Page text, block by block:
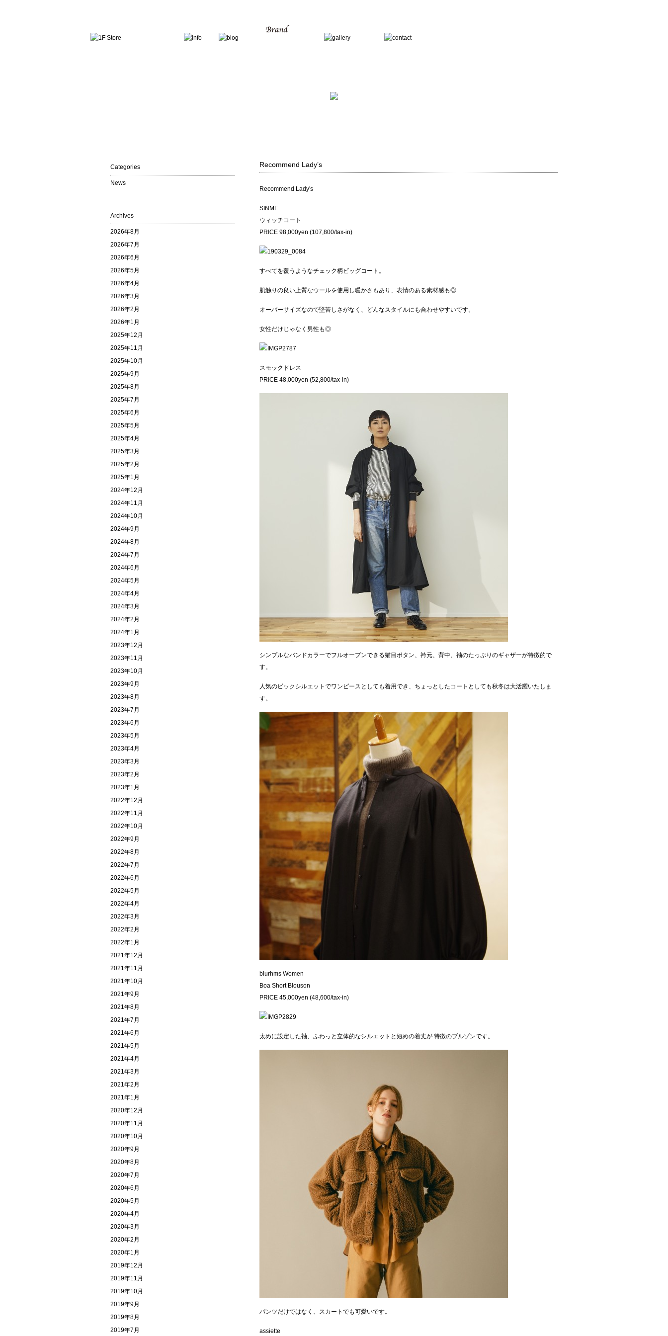
Recommend Lady’s
Recommend Lady's
SINME
ウィッチコート
PRICE 98,000yen (107,800/tax-in)
すべてを覆うようなチェック柄ビッグコート。
肌触りの良い上質なウールを使用し暖かさもあり、表情のある素材感も◎
オーバーサイズなので堅苦しさがなく、どんなスタイルにも合わせやすいです。
女性だけじゃなく男性も◎
スモックドレス
PRICE 48,000yen (52,800/tax-in)
シンプルなバンドカラーでフルオープンできる猫目ボタン、衿元、背中、袖のたっぷりのギャザーが特徴的で
す。
人気のビックシルエットでワンピースとしても着用でき、ちょっとしたコートとしても秋冬は大活躍いたしま
す。
blurhms Women
Boa Short Blouson
PRICE 45,000yen (48,600/tax-in)
太めに設定した袖、ふわっと立体的なシルエットと短めの着丈が 特徴のブルゾンです。
パンツだけではなく、スカートでも可愛いです。
assiette
Categories
News
Archives
2026年8月
2026年7月
2026年6月
2026年5月
2026年4月
2026年3月
2026年2月
2026年1月
2025年12月
2025年11月
2025年10月
2025年9月
2025年8月
2025年7月
2025年6月
2025年5月
2025年4月
2025年3月
2025年2月
2025年1月
2024年12月
2024年11月
2024年10月
2024年9月
2024年8月
2024年7月
2024年6月
2024年5月
2024年4月
2024年3月
2024年2月
2024年1月
2023年12月
2023年11月
2023年10月
2023年9月
2023年8月
2023年7月
2023年6月
2023年5月
2023年4月
2023年3月
2023年2月
2023年1月
2022年12月
2022年11月
2022年10月
2022年9月
2022年8月
2022年7月
2022年6月
2022年5月
2022年4月
2022年3月
2022年2月
2022年1月
2021年12月
2021年11月
2021年10月
2021年9月
2021年8月
2021年7月
2021年6月
2021年5月
2021年4月
2021年3月
2021年2月
2021年1月
2020年12月
2020年11月
2020年10月
2020年9月
2020年8月
2020年7月
2020年6月
2020年5月
2020年4月
2020年3月
2020年2月
2020年1月
2019年12月
2019年11月
2019年10月
2019年9月
2019年8月
2019年7月